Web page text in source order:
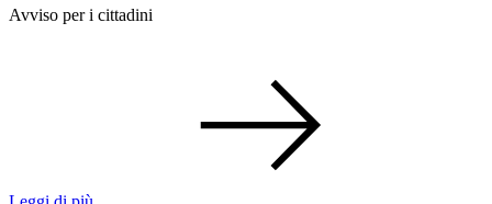
Avviso per i cittadini